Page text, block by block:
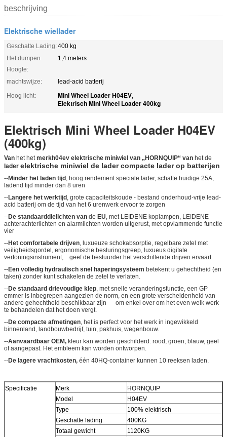
beschrijving
Elektrische wiellader
Geschatte Lading:400 kg
Het dumpen
Hoogte:
1,4 meters
machtswijze:
lead-acid batterij
Hoog licht:
Mini Wheel Loader H04EV,
Elektrisch Mini Wheel Loader 400kg
Elektrisch Mini Wheel Loader H04EV
(400kg)
Van het hetmerkh04ev elektrische miniwiel van „HORNQUIP“ van het de
lader elektrische miniwiel de lader compacte lader op batterijen
--Minder het laden tijd, hoog rendement speciale lader, schatte huidige 25A,
ladend tijd minder dan 8 uren
--Langere het werktijd, grote capaciteitskoude - bestand onderhoud-vrije lead-
acid batterij om de tijd van het 6 urenwerk ervoor te zorgen
--De standaarddielichten van de EU, met LEIDENE koplampen, LEIDENE
achterachterlichten en alarmlichten worden uitgerust, met opvlammende functie
vier
--Het comfortabele drijven, luxueuze schokabsorptie, regelbare zetel met
veiligheidsgordel, ergonomische besturingsgreep, luxueus digitale
vertoningsinstrument, geef de bestuurder het verschillende drijven ervaart.
--Een volledig hydraulisch snel haperingsysteem betekent u gehechtheid (en
taken) zonder kunt schakelen de zetel te verlaten.
--De standaard drievoudige klep, met snelle veranderingsfunctie, een GP
emmer is inbegrepen aangezien de norm, en een grote verscheidenheid van
andere gehechtheid beschikbaar zijn om enkel over om het even welk werk
te behandelen dat het doen vergt.
--De compacte afmetingen, het is perfect voor het werk in ingewikkeld
binnenland, landbouwbedrijf, tuin, pakhuis, wegenbouw.
--Aanvaardbaar OEM, kleur kan worden geschilderd: rood, groen, blauw, geel
of aangepast. Het embleem kan worden ontworpen.
--De lagere vrachtkosten, één 40HQ-container kunnen 10 reeksen laden.
Specificatie Merk
HORNQUIP
Model
H04EV
Type
100% elektrisch
Geschatte lading
400KG
Totaal gewicht
1120KG